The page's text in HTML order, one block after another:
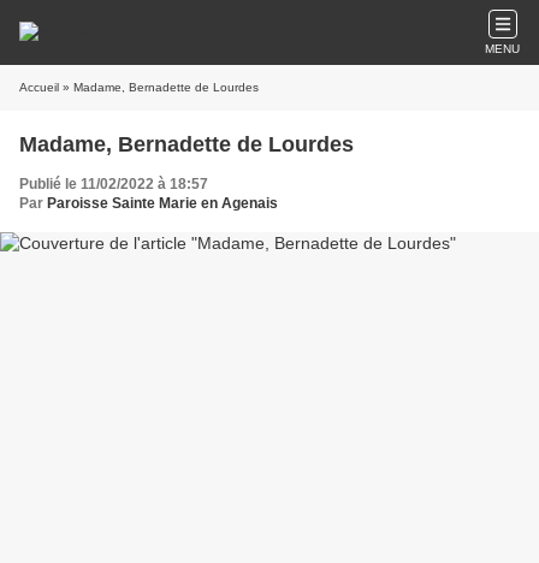
MENU
Accueil » Madame, Bernadette de Lourdes
Madame, Bernadette de Lourdes
Publié le 11/02/2022 à 18:57
Par Paroisse Sainte Marie en Agenais